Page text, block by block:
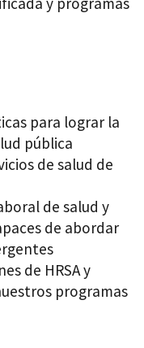
para lograr la
pública
de salud de
de salud y
de abordar
de HRSA y
programas